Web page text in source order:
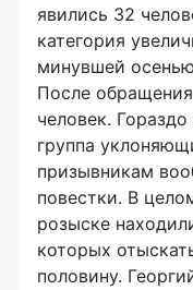
явились 32
категория
минувшей
После
человек.
группа
призывникам
повестки. В
розыске
которых
половину.